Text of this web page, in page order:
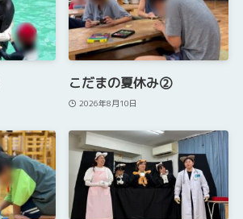
こだまの夏休み②
2026年8月10日